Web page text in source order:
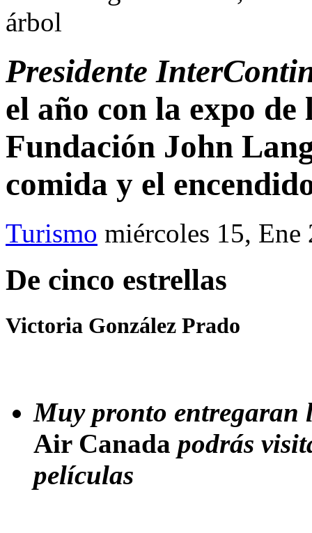
árbol
Presidente
el año con la expo
Fundación John
comida y el
Turismo miércoles 15, Ene
De cinco estrellas
Victoria González Prado
Muy pronto entregaran
Air Canada podrás
películas